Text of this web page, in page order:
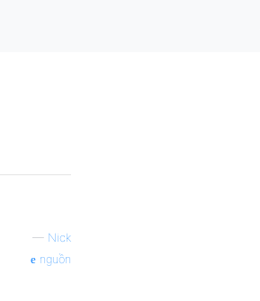
— Nick
nguồn